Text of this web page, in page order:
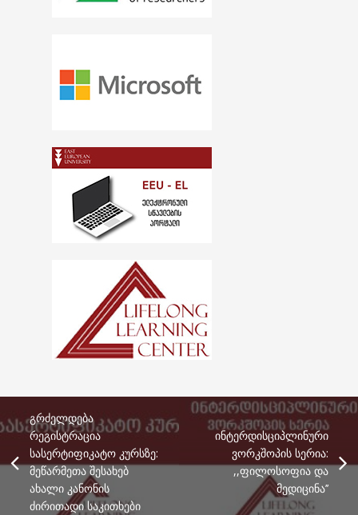
გრძელდება
რეგისტრაცია
სასერტიფიკატო კურსზე:
მეწარმეთა შესახებ
ახალი კანონის
ძირითადი საკითხები
ინტერდისციპლინური
ვორკშოპის სერია:
,,ფილოსოფია და
მედიცინა’’